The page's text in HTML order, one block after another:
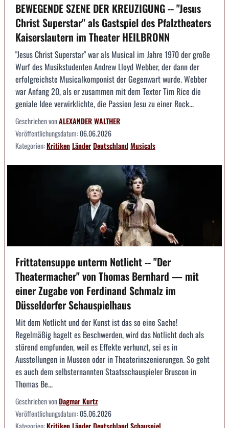
BEWEGENDE SZENE DER KREUZIGUNG -- "Jesus
Christ Superstar" als Gastspiel des Pfalztheaters
Kaiserslautern im Theater HEILBRONN
"Jesus Christ Superstar" war als Musical im Jahre 1970 der große
Wurf des Musikstudenten Andrew Lloyd Webber, der dann der
erfolgreichste Musicalkomponist der Gegenwart wurde. Webber
war Anfang 20, als er zusammen mit dem Texter Tim Rice die
geniale Idee verwirklichte, die Passion Jesu zu einer Rock...
Geschrieben vonALEXANDER WALTHER
Veröffentlichungsdatum:06.06.2026
Kategorien:KritikenLänderDeutschlandMusicals
Frittatensuppe unterm Notlicht -- "Der
Theatermacher" von Thomas Bernhard — mit
einer Zugabe von Ferdinand Schmalz im
Düsseldorfer Schauspielhaus
Mit dem Notlicht und der Kunst ist das so eine Sache!
Regelmäßig hagelt es Beschwerden, wird das Notlicht doch als
störend empfunden, weil es Effekte verhunzt, sei es in
Ausstellungen in Museen oder in Theaterinszenierungen. So geht
es auch dem selbsternannten Staatsschauspieler Bruscon in
Thomas Be...
Geschrieben vonDagmar Kurtz
Veröffentlichungsdatum:05.06.2026
Kategorien:KritikenLänderDeutschlandSchauspiel